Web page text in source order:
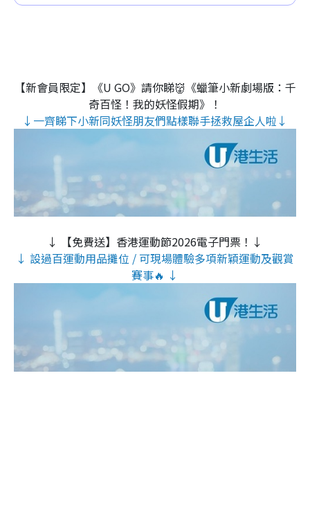
【新會員限定】《U GO》請你睇👹《蠟筆小新劇場版：千
奇百怪！我的妖怪假期》！
↓一齊睇下小新同妖怪朋友們點樣聯手拯救屋企人啦↓
↓ 【免費送】香港運動節2026電子門票！↓
↓ 設過百運動用品攤位 / 可現場體驗多項新穎運動及觀賞
賽事🔥 ↓